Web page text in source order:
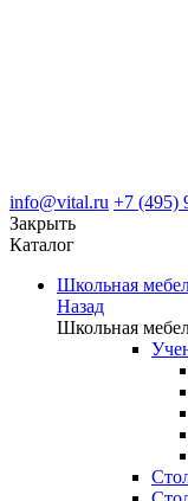
info@vital.ru +7 (495)
Закрыть
Каталог
Школьная
Назад
Школьная